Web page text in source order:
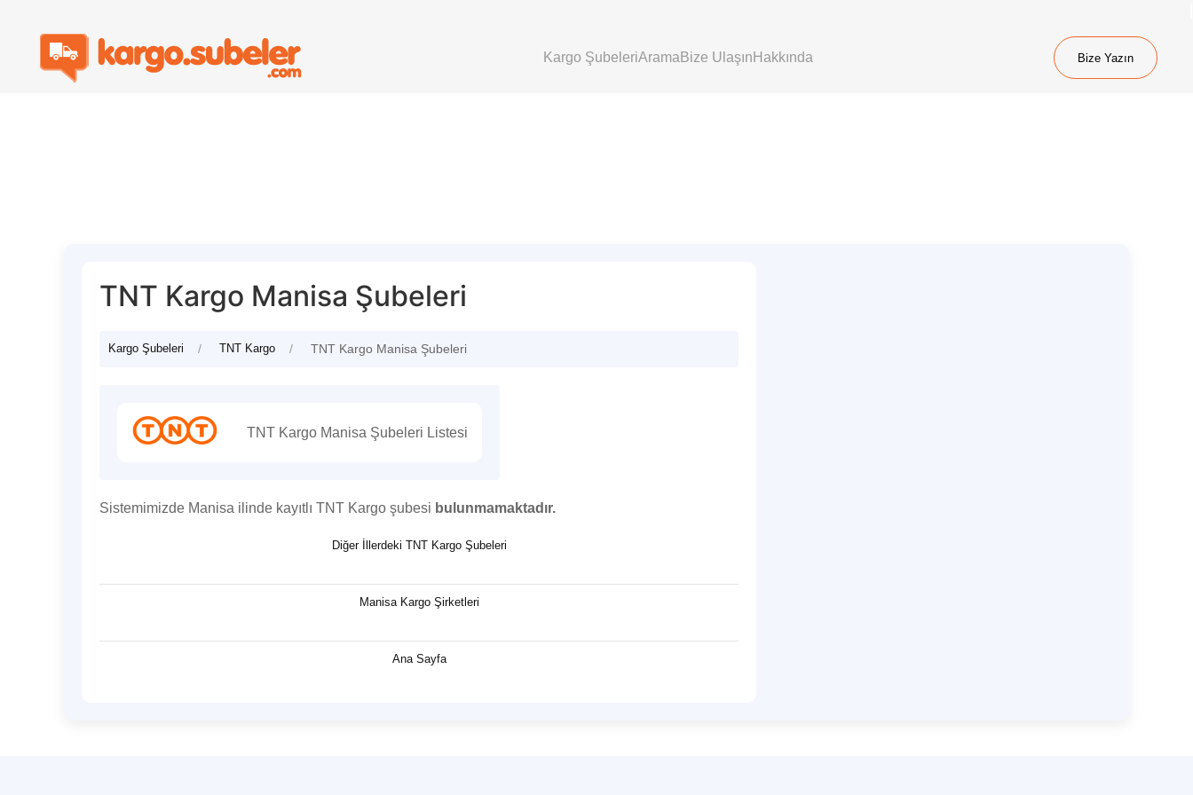
Kargo ŞubeleriArama Bize Ulaşın Hakkında Bize Yazın
TNT Kargo Manisa Şubeleri
Kargo Şubeleri TNT Kargo TNT Kargo Manisa Şubeleri
TNT Kargo Manisa Şubeleri Listesi
Sistemimizde Manisa ilinde kayıtlı TNT Kargo şubesi bulunmamaktadır.
Diğer İllerdeki TNT Kargo Şubeleri
Manisa Kargo Şirketleri
Ana Sayfa